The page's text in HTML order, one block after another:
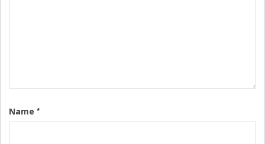
Name *